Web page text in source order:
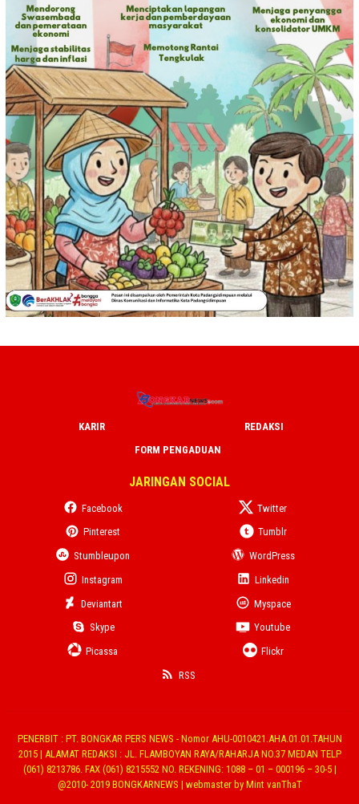
KARIR
REDAKSI
FORM PENGADUAN
JARINGAN SOCIAL
Facebook
Twitter
Pinterest
Tumblr
Stumbleupon
WordPress
Instagram
Linkedin
Deviantart
Myspace
Skype
Youtube
Picassa
Flickr
RSS
PENERBIT : PT. BONGKAR PERS NEWS - Nomor AHU-0010421.AHA.01.01.TAHUN
2015 | ALAMAT REDAKSI : JL. FLAMBOYAN RAYA/RAHARJA NO.37 MEDAN TELP
(061) 8213786. FAX (061) 8215552 NO. REKENING: 1088 – 01 – 000196 – 30-5 |
@2010- 2019 BONGKARNEWS | webmaster by Mint vanThaT